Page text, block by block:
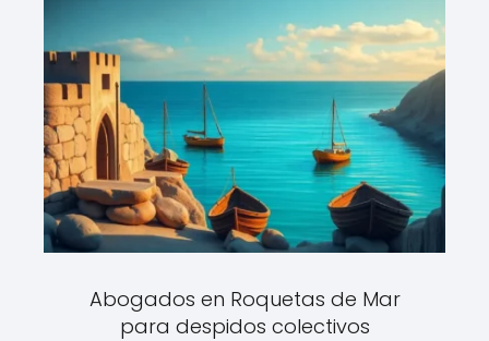
Abogados en Roquetas de Mar
para despidos colectivos